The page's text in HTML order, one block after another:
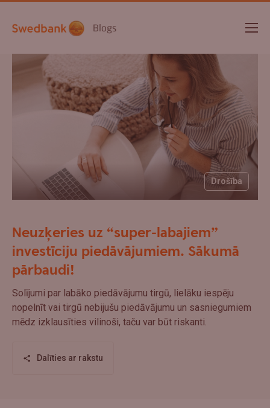
Blogs
Drošība
Neuzķeries uz “super-labajiem”
investīciju piedāvājumiem. Sākumā
pārbaudi!
Solījumi par labāko piedāvājumu tirgū, lielāku iespēju
nopelnīt vai tirgū nebijušu piedāvājumu un sasniegumiem
mēdz izklausīties vilinoši, taču var būt riskanti.
Dalīties ar rakstu